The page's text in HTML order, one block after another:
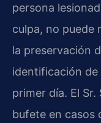
persona
culpa, no puede
la preservación
identificación de
primer día. El
bufete en casos